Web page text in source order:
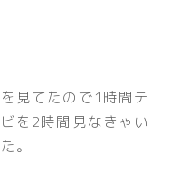
見てたので1時間テ
を2時間見なきゃい
。